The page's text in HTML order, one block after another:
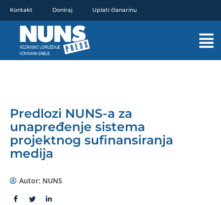
sadržaj
Kontakt Doniraj Uplati članarinu
Predlozi NUNS-a za
unapređenje sistema
projektnog sufinansiranja
medija
Autor: NUNS